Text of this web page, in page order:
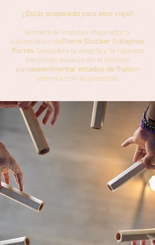
¿Estás preparado para este viaje?
Ríndete al impulso inspirador y
carismático dePierre Stocker EsKeynes
Fortes. Descubra la alegría y la ligereza
haciendo espacio en el tiempo
paraexperimentar estados de flujoen
sintonía con el colectivo.